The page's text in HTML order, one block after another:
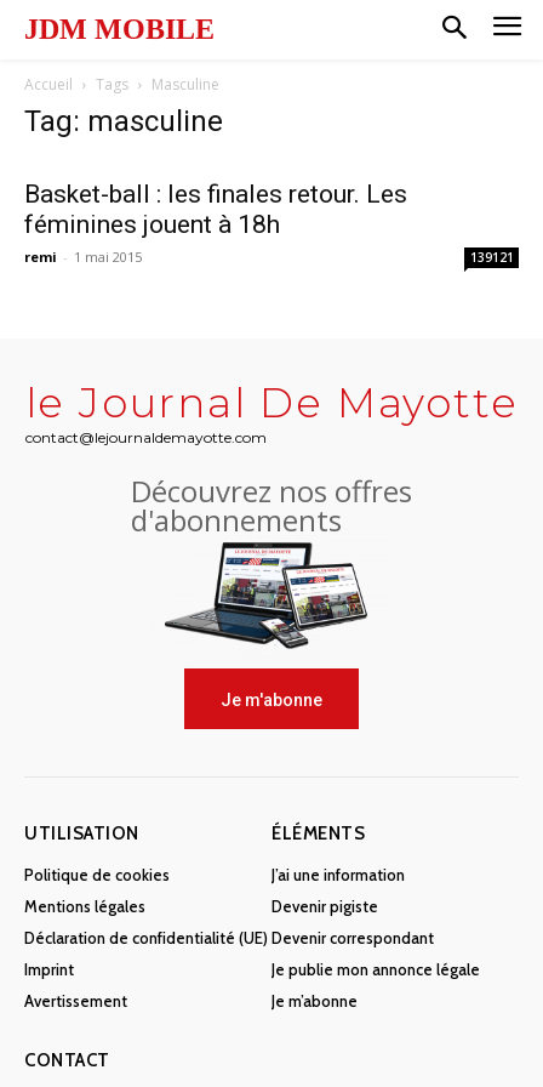
JDM MOBILE
Accueil Tags Masculine
Tag: masculine
Basket-ball : les finales retour. Les
féminines jouent à 18h
remi - 1 mai 2015 139121
le Journal De Mayotte
contact@lejournaldemayotte.com
Découvrez nos offres
d'abonnements
Je m'abonne
UTILISATION
Politique de cookies
Mentions légales
Déclaration de confidentialité (UE)
Imprint
Avertissement
ÉLÉMENTS
J’ai une information
Devenir pigiste
Devenir correspondant
Je publie mon annonce légale
Je m’abonne
CONTACT